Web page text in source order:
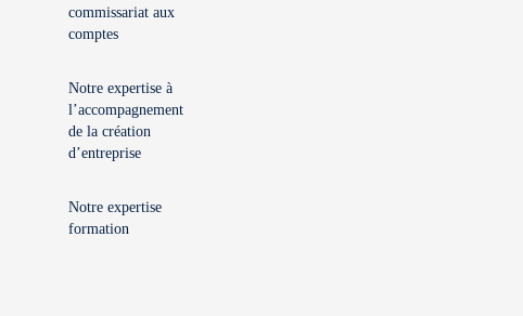
commissariat aux
comptes
Notre expertise à
l’accompagnement
de la création
d’entreprise
Notre expertise
formation